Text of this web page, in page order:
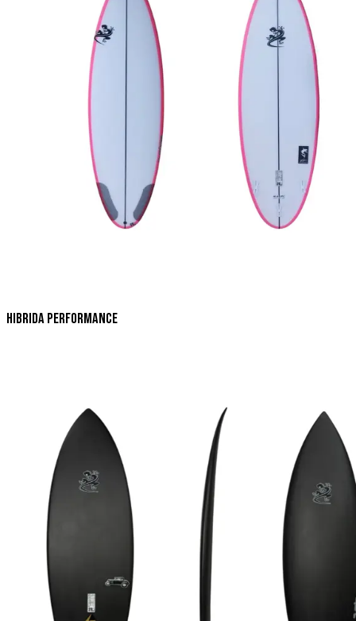
Hibrida Performance